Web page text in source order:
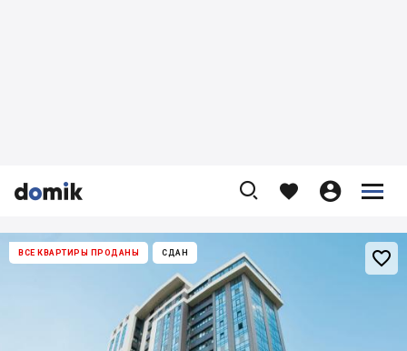


    


ВСЕ КВАРТИРЫ ПРОДАНЫ СДАН 